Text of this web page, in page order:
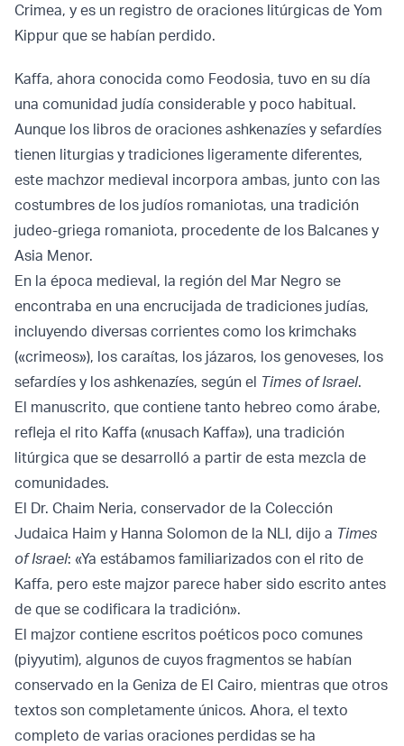
Crimea, y es un registro de oraciones litúrgicas de Yom
Kippur que se habían perdido.
Kaffa, ahora conocida como Feodosia, tuvo en su día
una comunidad judía considerable y poco habitual.
Aunque los libros de oraciones ashkenazíes y sefardíes
tienen liturgias y tradiciones ligeramente diferentes,
este machzor medieval incorpora ambas, junto con las
costumbres de los judíos romaniotas, una tradición
judeo-griega romaniota, procedente de los Balcanes y
Asia Menor.
En la época medieval, la región del Mar Negro se
encontraba en una encrucijada de tradiciones judías,
incluyendo diversas corrientes como los krimchaks
(«crimeos»), los caraítas, los jázaros, los genoveses, los
sefardíes y los ashkenazíes, según el Times of Israel.
El manuscrito, que contiene tanto hebreo como árabe,
refleja el rito Kaffa («nusach Kaffa»), una tradición
litúrgica que se desarrolló a partir de esta mezcla de
comunidades.
El Dr. Chaim Neria, conservador de la Colección
Judaica Haim y Hanna Solomon de la NLI, dijo a Times
of Israel: «Ya estábamos familiarizados con el rito de
Kaffa, pero este majzor parece haber sido escrito antes
de que se codificara la tradición».
El majzor contiene escritos poéticos poco comunes
(piyyutim), algunos de cuyos fragmentos se habían
conservado en la Geniza de El Cairo, mientras que otros
textos son completamente únicos. Ahora, el texto
completo de varias oraciones perdidas se ha